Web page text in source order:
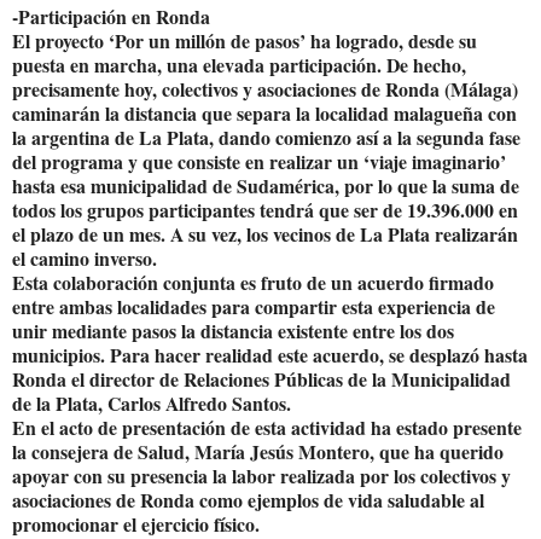
-Participación en Ronda
El proyecto ‘Por un millón de pasos’ ha logrado, desde su
puesta en marcha, una elevada participación. De hecho,
precisamente hoy, colectivos y asociaciones de Ronda (Málaga)
caminarán la distancia que separa la localidad malagueña con
la argentina de La Plata, dando comienzo así a la segunda fase
del programa y que consiste en realizar un ‘viaje imaginario’
hasta esa municipalidad de Sudamérica, por lo que la suma de
todos los grupos participantes tendrá que ser de 19.396.000 en
el plazo de un mes. A su vez, los vecinos de La Plata realizarán
el camino inverso.
Esta colaboración conjunta es fruto de un acuerdo firmado
entre ambas localidades para compartir esta experiencia de
unir mediante pasos la distancia existente entre los dos
municipios. Para hacer realidad este acuerdo, se desplazó hasta
Ronda el director de Relaciones Públicas de la Municipalidad
de la Plata, Carlos Alfredo Santos.
En el acto de presentación de esta actividad ha estado presente
la consejera de Salud, María Jesús Montero, que ha querido
apoyar con su presencia la labor realizada por los colectivos y
asociaciones de Ronda como ejemplos de vida saludable al
promocionar el ejercicio físico.